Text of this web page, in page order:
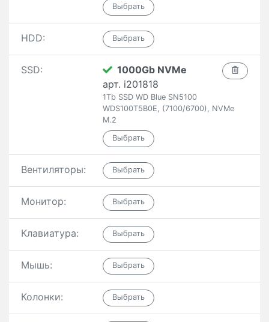
HDD:
SSD:
1000Gb NVMe
арт. i201818
1Tb SSD WD Blue SN5100
WDS100T5B0E, (7100/6700), NVMe
M.2
Вентиляторы:
Монитор:
Клавиатура:
Мышь:
Колонки: